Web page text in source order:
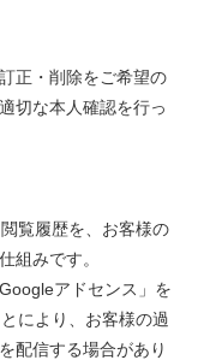
正・削除をご希望の
切な本人確認を行っ
覧履歴を、お客様の
組みです。
アドセンス」を
により、お客様の過
配信する場合があり